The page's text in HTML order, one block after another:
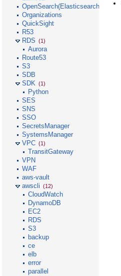
OpenSearch(Elasticsearch)
Organizations
QuickSight
R53
RDS (1)
Aurora
Route53
S3
SDB
SDK (1)
Python
SES
SNS
SSO
SecretsManager
SystemsManager
VPC (1)
TransitGateway
VPN
WAF
aws-vault
awscli (12)
CloudWatch
DynamoDB
EC2
RDS
S3
backup
ce
elb
error
parallel